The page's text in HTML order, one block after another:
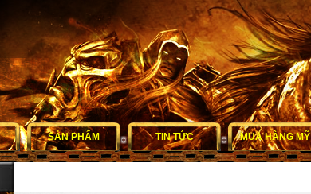
SẢN PHẨM TIN TỨC MUA HÀNG MỸ